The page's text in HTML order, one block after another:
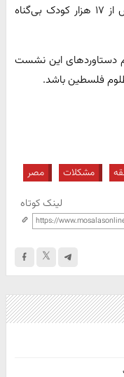
مقامات رژیم اسرائیل به عنوان قاتلان بیش از ۱۷ هزار کودک بی‌گناه
دستاوردهای این نشست
فلسطین باشد.
مشکلات مصر
لینک کوتاه